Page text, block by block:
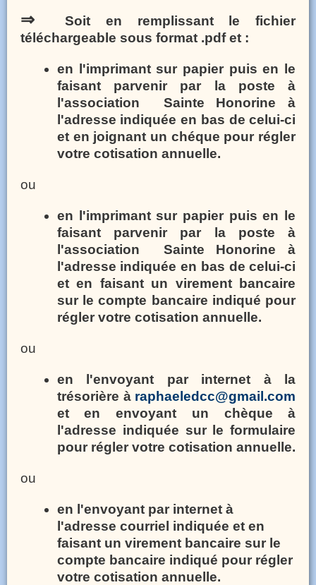
⇒Soit en remplissant le fichier
téléchargeable sous format .pdf et :
en l'imprimant sur papier puis en le
faisant parvenir par la poste à
l'association Sainte Honorine à
l'adresse indiquée en bas de celui-ci
et en joignant un chéque pour régler
votre cotisation annuelle.
ou
en l'imprimant sur papier puis en le
faisant parvenir par la poste à
l'association Sainte Honorine à
l'adresse indiquée en bas de celui-ci
et en faisant un virement bancaire
sur le compte bancaire indiqué pour
régler votre cotisation annuelle.
ou
en l'envoyant par internet à la
trésorière à raphaeledcc@gmail.com
et en envoyant un chèque à
l'adresse indiquée sur le formulaire
pour régler votre cotisation annuelle.
ou
en l'envoyant par internet à
l'adresse courriel indiquée et en
faisant un virement bancaire sur le
compte bancaire indiqué pour régler
votre cotisation annuelle.